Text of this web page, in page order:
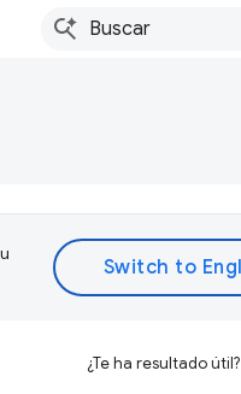
¿Te ha resultado útil?